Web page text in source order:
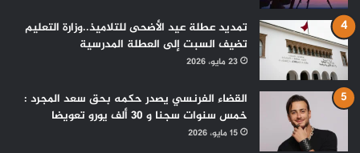
تمديد عطلة عيد الأضحى للتلاميذ..وزارة التعليم
تضيف السبت إلى العطلة المدرسية
23 مايو، 2026
القضاء الفرنسي يصدر حكمه بحق سعد المجرد :
خمس سنوات سجنا و 30 ألف يورو تعويضا
15 مايو، 2026